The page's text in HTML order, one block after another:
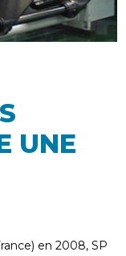
UNE
en 2008, SP